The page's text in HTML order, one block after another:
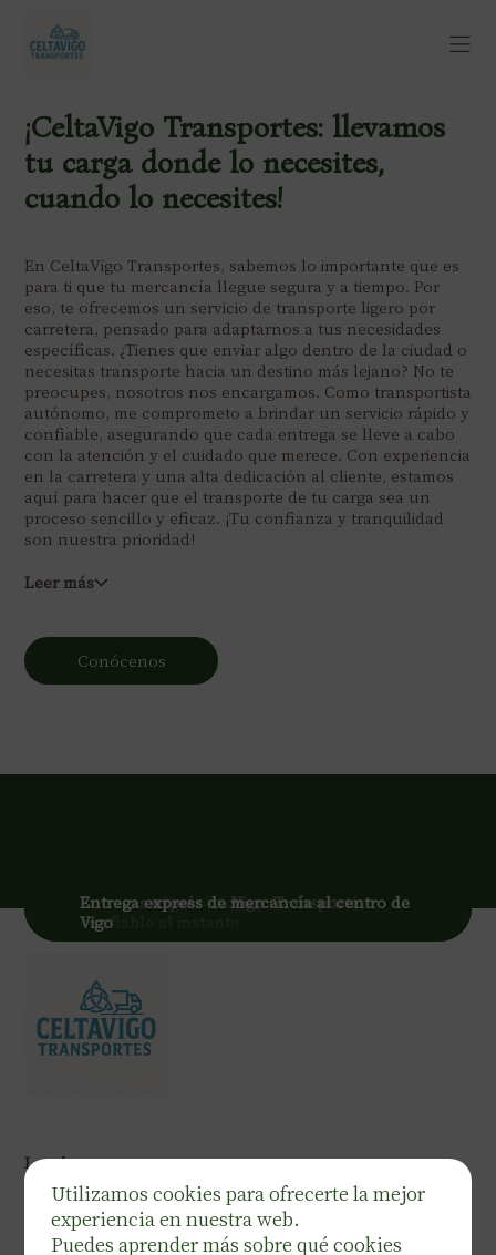
¡CeltaVigo Transportes: llevamos
tu carga donde lo necesites,
cuando lo necesites!
En CeltaVigo Transportes, sabemos lo importante que es
para ti que tu mercancía llegue segura y a tiempo. Por
eso, te ofrecemos un servicio de transporte ligero por
carretera, pensado para adaptarnos a tus necesidades
específicas. ¿Tienes que enviar algo dentro de la ciudad o
necesitas transporte hacia un destino más lejano? No te
preocupes, nosotros nos encargamos. Como transportista
autónomo, me comprometo a brindar un servicio rápido y
confiable, asegurando que cada entrega se lleve a cabo
con la atención y el cuidado que merece. Con experiencia
en la carretera y una alta dedicación al cliente, estamos
aquí para hacer que el transporte de tu carga sea un
proceso sencillo y eficaz. ¡Tu confianza y tranquilidad
son nuestra prioridad!
Leer más
Conócenos
Entregas ultrarrápidas para ferreterías:
caso de éxito
Entregas exprés en Vigo: Transporte
confiable al instante
Entrega express de mercancía al centro de
Vigo
Legal
Política de privacidad
Política de cookies
Aviso legal
Utilizamos cookies para ofrecerte la mejor
experiencia en nuestra web.
Puedes aprender más sobre qué cookies